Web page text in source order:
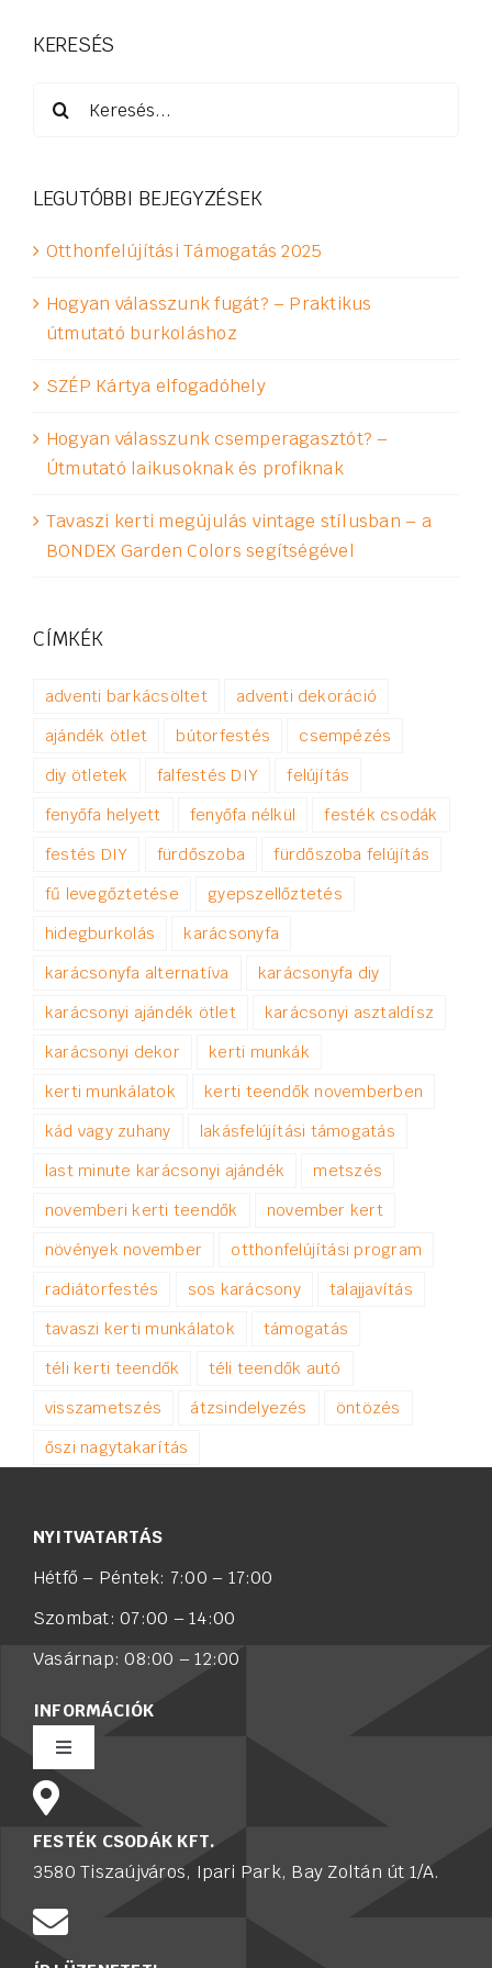
KERESÉS
Keresés...
LEGUTÓBBI BEJEGYZÉSEK
Otthonfelújítási Támogatás 2025
Hogyan válasszunk fugát? – Praktikus
útmutató burkoláshoz
SZÉP Kártya elfogadóhely
Hogyan válasszunk csemperagasztót? –
Útmutató laikusoknak és profiknak
Tavaszi kerti megújulás vintage stílusban – a
BONDEX Garden Colors segítségével
CÍMKÉK
adventi barkácsöltet
adventi dekoráció
ajándék ötlet
bútorfestés
csempézés
diy ötletek
falfestés DIY
felújítás
fenyőfa helyett
fenyőfa nélkül
festék csodák
festés DIY
fürdőszoba
fürdőszoba felújítás
fű levegőztetése
gyepszellőztetés
hidegburkolás
karácsonyfa
karácsonyfa alternatíva
karácsonyfa diy
karácsonyi ajándék ötlet
karácsonyi asztaldísz
karácsonyi dekor
kerti munkák
kerti munkálatok
kerti teendők novemberben
kád vagy zuhany
lakásfelújítási támogatás
last minute karácsonyi ajándék
metszés
novemberi kerti teendők
november kert
növények november
otthonfelújítási program
radiátorfestés
sos karácsony
talajjavítás
tavaszi kerti munkálatok
támogatás
téli kerti teendők
téli teendők autó
visszametszés
átzsindelyezés
öntözés
őszi nagytakarítás
NYITVATARTÁS
Hétfő – Péntek: 7:00 – 17:00
Szombat: 07:00 – 14:00
Vasárnap: 08:00 – 12:00
INFORMÁCIÓK
Toggle
Navigation
Rólunk
Értékesítő munkatársat keresünk
FESTÉK CSODÁK KFT.
3580 Tiszaújváros, Ipari Park, Bay Zoltán út 1/A.